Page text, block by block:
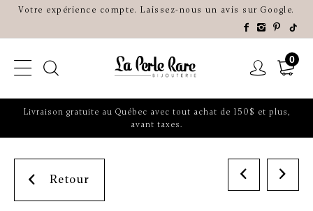
Votre expérience compte. Laissez-nous un avis sur Google.
0
Livraison gratuite au Québec avec tout achat de 150$ et plus,
avant taxes.
Retour